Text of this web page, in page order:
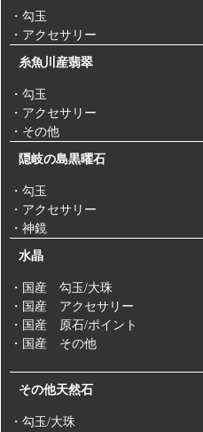
・勾玉
・アクセサリー
糸魚川産翡翠
・勾玉
・アクセサリー
・その他
隠岐の島黒曜石
・勾玉
・アクセサリー
・神鏡
水晶
・国産 勾玉/大珠
・国産 アクセサリー
・国産 原石/ポイント
・国産 その他
その他天然石
・勾玉/大珠